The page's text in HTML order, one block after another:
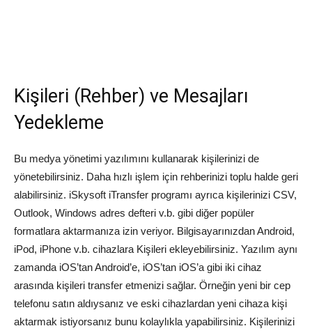
Kişileri (Rehber) ve Mesajları
Yedekleme
Bu medya yönetimi yazılımını kullanarak kişilerinizi de
yönetebilirsiniz. Daha hızlı işlem için rehberinizi toplu halde geri
alabilirsiniz. iSkysoft iTransfer programı ayrıca kişilerinizi CSV,
Outlook, Windows adres defteri v.b. gibi diğer popüler
formatlara aktarmanıza izin veriyor. Bilgisayarınızdan Android,
iPod, iPhone v.b. cihazlara Kişileri ekleyebilirsiniz. Yazılım aynı
zamanda iOS’tan Android’e, iOS’tan iOS’a gibi iki cihaz
arasında kişileri transfer etmenizi sağlar. Örneğin yeni bir cep
telefonu satın aldıysanız ve eski cihazlardan yeni cihaza kişi
aktarmak istiyorsanız bunu kolaylıkla yapabilirsiniz. Kişilerinizi